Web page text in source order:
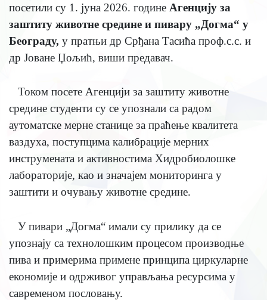
посетили су 1. јуна 2026. године Агенцију за
заштиту животне средине и пивару „Догма“ у
Београду, у пратњи др Срђана Тасића проф.с.с. и
др Јоване Џољић, виши предавач.
Током посете Агенцији за заштиту животне
средине студенти су се упознали са радом
аутоматске мерне станице за праћење квалитета
ваздуха, поступцима калибрације мерних
инструмената и активностима Хидробиолошке
лабораторије, као и значајем мониторинга у
заштити и очувању животне средине.
У пивари „Догма“ имали су прилику да се
упознају са технолошким процесом производње
пива и примерима примене принципа циркуларне
економије и одрживог управљања ресурсима у
савременом пословању.